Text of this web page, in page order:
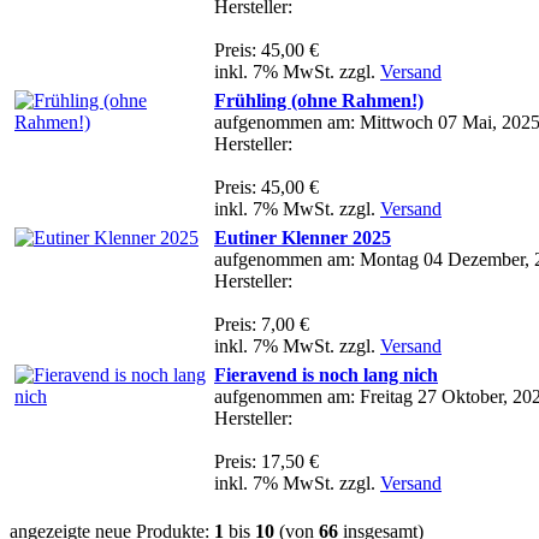
Hersteller:
Preis: 45,00 €
inkl. 7% MwSt. zzgl. Versand
Frühling (ohne Rahmen!)
aufgenommen am: Mittwoch 07 Mai, 2025
Hersteller:
Preis: 45,00 €
inkl. 7% MwSt. zzgl. Versand
Eutiner Klenner 2025
aufgenommen am: Montag 04 Dezember,
Hersteller:
Preis: 7,00 €
inkl. 7% MwSt. zzgl. Versand
Fieravend is noch lang nich
aufgenommen am: Freitag 27 Oktober,
Hersteller:
Preis: 17,50 €
inkl. 7% MwSt. zzgl. Versand
angezeigte neue Produkte: 1 bis 10 (von 66 insgesamt)